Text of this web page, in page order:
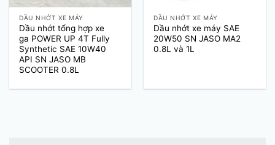
DẦU NHỚT XE MÁY
Dầu nhớt tổng hợp xe
ga POWER UP 4T Fully
Synthetic SAE 10W40
API SN JASO MB
SCOOTER 0.8L
DẦU NHỚT XE MÁY
Dầu nhớt xe máy SAE
20W50 SN JASO MA2
0.8L và 1L